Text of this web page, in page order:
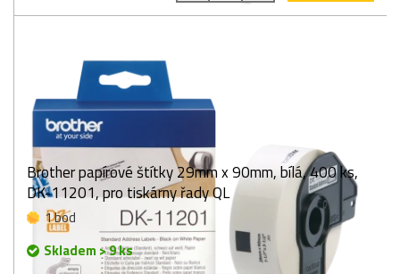
Brother papírové štítky 29mm x 90mm, bílá, 400 ks,
DK-11201, pro tiskárny řady QL
1 bod
Skladem > 9 ks